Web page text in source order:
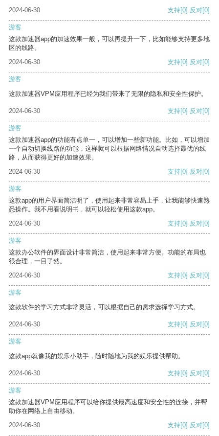
2024-06-30 支持[0] 反对[0]
游客
这款加速器app的加速效果一般，可以再提升一下，比如能够支持更多地
区的线路。
2024-06-30
支持[0] 反对[0]
游客
这款加速器VPM应用程序已经为我们带来了无限的隐私和安全性保护。
2024-06-30 支持[0] 反对[0]
游客
这款加速器app的功能有点单一，可以增加一些新功能。比如，可以增加
一个自动切换线路的功能，这样就可以根据网络情况自动选择最优的线
路，从而获得更好的加速效果。
2024-06-30
支持[0] 反对[0]
游客
这款app的用户界面简洁明了，使用起来非常容易上手，让我能够快速熟
悉操作。我不用看说明书，就可以轻松使用这款app。
2024-06-30
支持[0] 反对[0]
游客
这款办公软件的界面设计非常简洁，使用起来非常方便。功能的布局也
很合理，一目了然。
2024-06-30
支持[0] 反对[0]
游客
这款软件的学习方式非常灵活，可以根据自己的需求选择学习方式。
2024-06-30 支持[0] 反对[0]
游客
这款app就像我的娱乐小助手，随时随地为我的娱乐提供帮助。
2024-06-30 支持[0] 反对[0]
游客
这款加速器VPM应用程序可以给你提供最高速度和安全性的连接，并帮
助你在网络上自由移动。
2024-06-30
支持[0] 反对[0]